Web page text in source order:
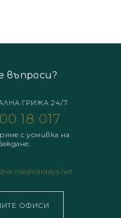
въпроси?
ГРИЖА 24/7
18 017
с усмивка на
ОФИСИ